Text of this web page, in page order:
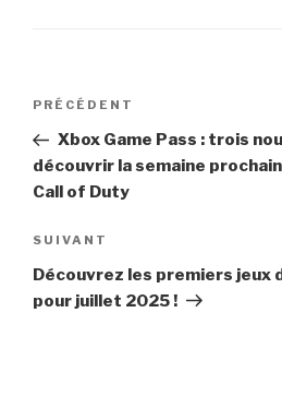
Navigation
l’article
Article
précédent
PRÉCÉDENT
Xbox Game Pass : trois
découvrir la semaine
Call of Duty
Article
suivant
SUIVANT
Découvrez les premiers jeux
pour juillet 2025 !